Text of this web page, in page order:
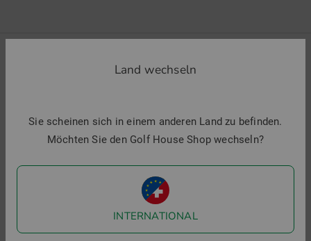
Folgen Sie uns auf Facebook & Co und erfahren Sie alles
Wissenswerte rund ums Thema Golfsport.
Land wechseln
Sie scheinen sich in einem anderen Land zu befinden.
Möchten Sie den Golf House Shop wechseln?
INTERNATIONAL